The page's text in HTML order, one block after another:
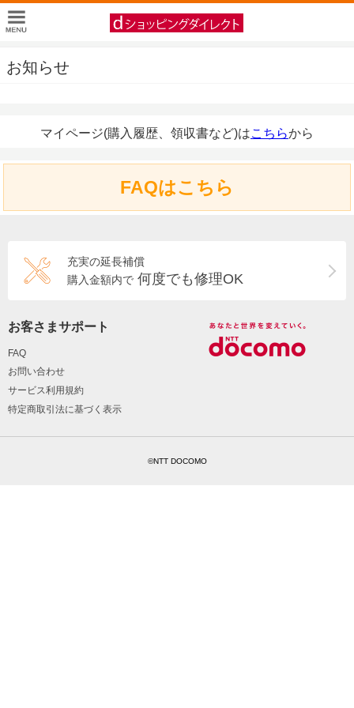
お知らせ
マイページ(購入履歴、領収書など)はこちらから
FAQはこちら
充実の延長補償
購入金額内で 何度でも修理OK
お客さまサポート
FAQ
お問い合わせ
サービス利用規約
特定商取引法に基づく表示
©NTT DOCOMO